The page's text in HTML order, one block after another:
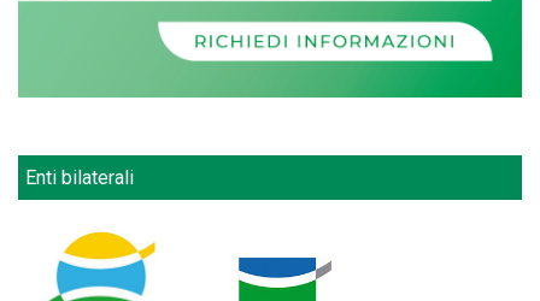
Enti bilaterali